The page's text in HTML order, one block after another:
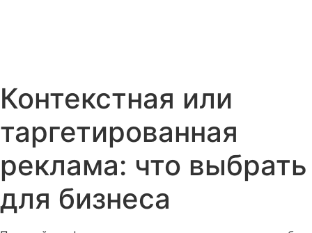
Контекстная или
таргетированная
реклама: что выбрать
для бизнеса